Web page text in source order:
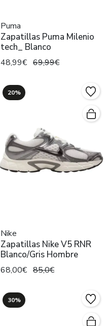
Puma
Zapatillas Puma Milenio
tech_ Blanco
48,99€ 69,99€
20%
Nike
Zapatillas Nike V5 RNR
Blanco/Gris Hombre
68,00€ 85,0€
30%